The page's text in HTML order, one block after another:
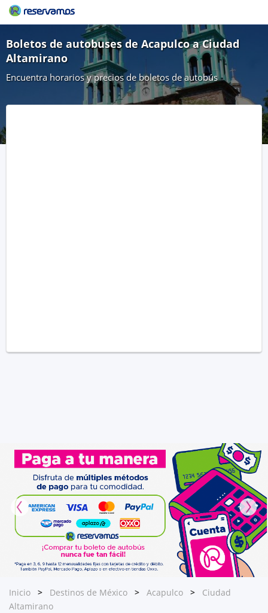
Boletos de autobuses de Acapulco a Ciudad
Altamirano
Encuentra horarios y precios de boletos de autobús
Inicio Destinos de México Acapulco
Ciudad
Altamirano